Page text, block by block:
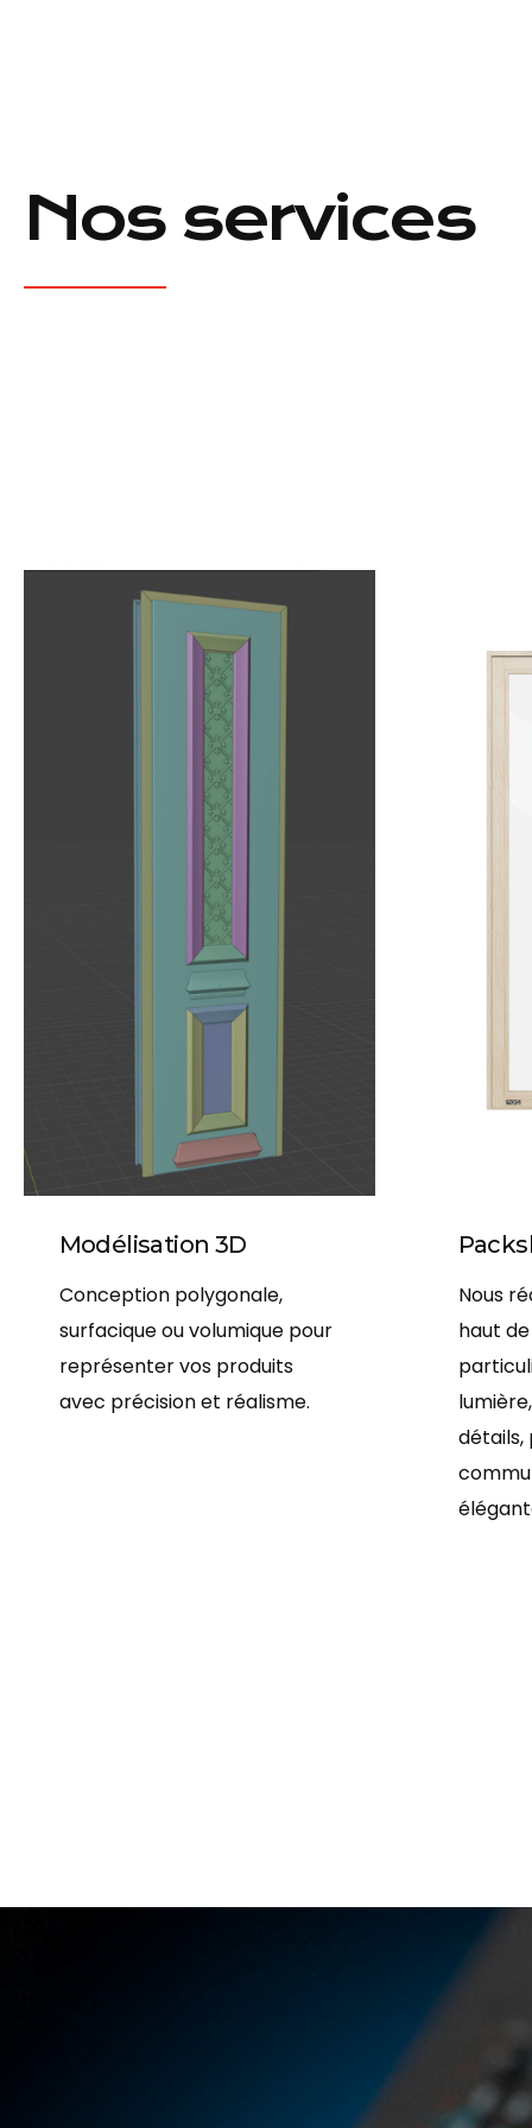
Nos services
Modélisation 3D
Conception polygonale,
surfacique ou volumique pour
représenter vos produits
avec précision et réalisme.
Nous
haut
détails,